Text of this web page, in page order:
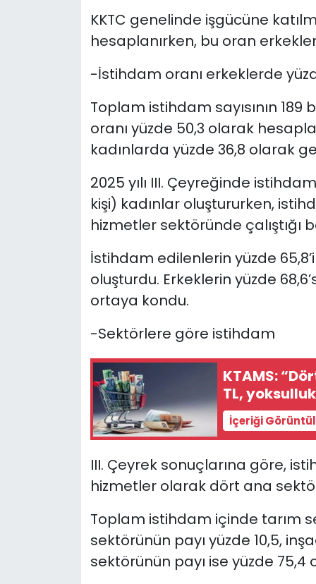
KKTC genelinde işgücüne
hesaplanırken, bu oran
-İstihdam oranı erkeklerde
Toplam istihdam sayısının
oranı yüzde 50,3 olarak
kadınlarda yüzde 36,8 olarak
2025 yılı III. Çeyreğinde
kişi) kadınlar oluştururken,
hizmetler sektöründe çalıştığı
İstihdam edilenlerin yüzde
oluşturdu. Erkeklerin yüzde
ortaya kondu.
-Sektörlere göre istihdam
KTAMS:
TL, yoksulluk
İçeriği
III. Çeyrek sonuçlarına göre,
hizmetler olarak dört ana
Toplam istihdam içinde tarım
sektörünün payı yüzde 10,5,
sektörünün payı ise yüzde 75,4
Yazarlar